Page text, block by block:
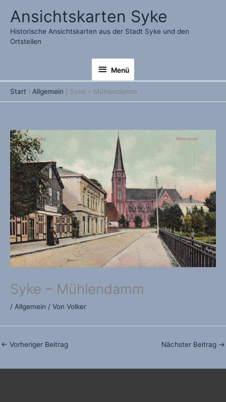
Inhalt
springen
Ansichtskarten Syke
Historische Ansichtskarten aus der Stadt Syke und den
Ortsteilen
Menü
Menü
Start Allgemein Syke – Mühlendamm
Syke – Mühlendamm
/ Allgemein / Von Volker
← Vorheriger Beitrag Nächster Beitrag →